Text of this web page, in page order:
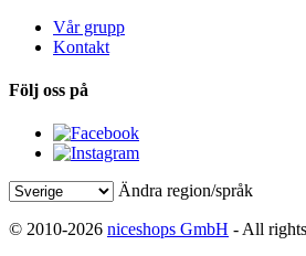
Vår grupp
Kontakt
Följ oss på
Ändra region/språk
© 2010-2026 niceshops GmbH - All